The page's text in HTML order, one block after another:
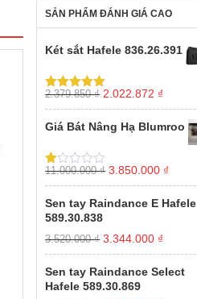
SẢN PHẨM ĐÁNH GIÁ CAO
Két sắt Hafele 836.26.391
Được xếp
hạng5.005
sao
2.379.850₫ Giá
gốc
2.379.850 ₫.
2.022.872 ₫
hiện
Giá Bát Nâng Hạ Blumroo
Được
xếp
hạng
1.00
5
11.000.000₫ Giá
gốc
là:
3.850.000 ₫
hiện
tại
Sen tay Raindance E Hafele
589.30.838
3.520.000₫ Giá
gốc
là:
3.520.000 ₫.
3.344.000 ₫
hiện
tại
Sen tay Raindance Select
Hafele 589.30.869